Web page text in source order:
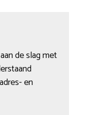
de slag met
en